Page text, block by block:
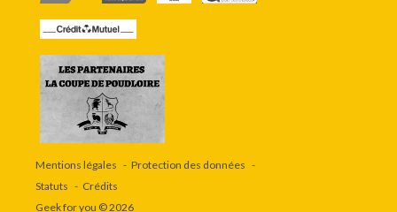
Mentions légales
Protection des données
Statuts
Crédits
Geek for you © 2026